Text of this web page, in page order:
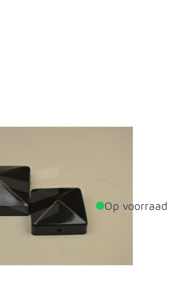
in het zwart. Ideaal voor
Op voorraad
91mm